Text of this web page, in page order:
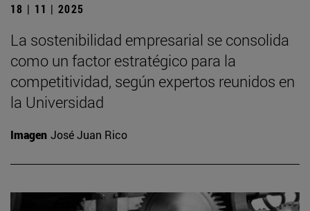
18 | 11 | 2025
La sostenibilidad empresarial se consolida
como un factor estratégico para la
competitividad, según expertos reunidos en
la Universidad
Imagen José Juan Rico